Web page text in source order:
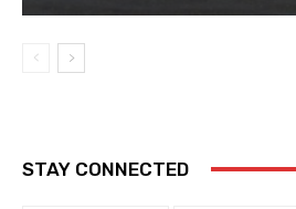
STAY CONNECTED